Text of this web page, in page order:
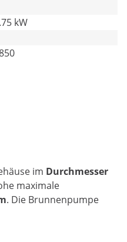
kW
im Durchmesser
maximale
. Die Brunnenpumpe